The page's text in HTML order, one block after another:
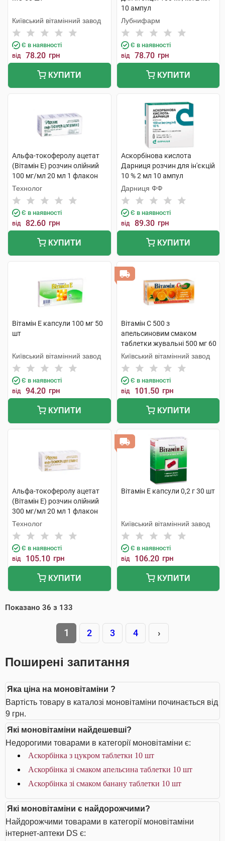
Київський вітамінний завод
Є в наявності
від 78.20 грн
КУПИТИ
10 ампул
Лубнифарм
Є в наявності
від 78.70 грн
КУПИТИ
Альфа-токоферолу ацетат
(Вітамін E) розчин олійний
100 мг/мл 20 мл 1 флакон
Технолог
Є в наявності
від 82.60 грн
КУПИТИ
Аскорбінова кислота
Дарниця розчин для ін'єкцій
10 % 2 мл 10 ампул
Дарниця ФФ
Є в наявності
від 89.30 грн
КУПИТИ
Вітамін E капсули 100 мг 50
шт
Київський вітамінний завод
Є в наявності
від 94.20 грн
КУПИТИ
Вітамін C 500 з
апельсиновим смаком
таблетки жувальні 500 мг 60
шт
Київський вітамінний завод
Є в наявності
від 101.50 грн
КУПИТИ
Альфа-токоферолу ацетат
(Вітамін E) розчин олійний
300 мг/мл 20 мл 1 флакон
Технолог
Є в наявності
від 105.10 грн
КУПИТИ
Вітамін E капсули 0,2 г 30 шт
Київський вітамінний завод
Є в наявності
від 106.20 грн
КУПИТИ
Показано 36 з 133
1 2 3 4 ›
Поширені запитання
Яка ціна на моновітаміни ?
Вартість товару в каталозі моновітаміни починається від
9 грн.
Які моновітаміни найдешевші?
Недорогими товарами в категорії моновітаміни є:
Аскорбінка з цукром таблетки 10 шт
Аскорбінка зі смаком апельсина таблетки 10 шт
Аскорбінка зі смаком банану таблетки 10 шт
Які моновітаміни є найдорожчими?
Найдорожчими товарами в категорії моновітаміни
інтернет-аптеки DS є: